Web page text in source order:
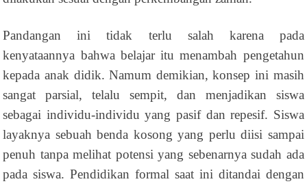
Pandangan ini tidak terlu salah karena pada
kenyataannya bahwa belajar itu menambah pengetahun
kepada anak didik. Namum demikian, konsep ini masih
sangat parsial, telalu sempit, dan menjadikan siswa
sebagai individu-individu yang pasif dan repesif. Siswa
layaknya sebuah benda kosong yang perlu diisi sampai
penuh tanpa melihat potensi yang sebenarnya sudah ada
pada siswa. Pendidikan formal saat ini ditandai dengan